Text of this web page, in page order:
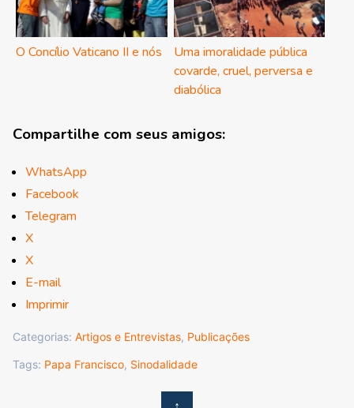
O Concílio Vaticano II e nós
Uma imoralidade pública
covarde, cruel, perversa e
diabólica
Compartilhe com seus amigos:
WhatsApp
Facebook
Telegram
X
X
E-mail
Imprimir
Categorias: Artigos e Entrevistas, Publicações
Tags: Papa Francisco, Sinodalidade